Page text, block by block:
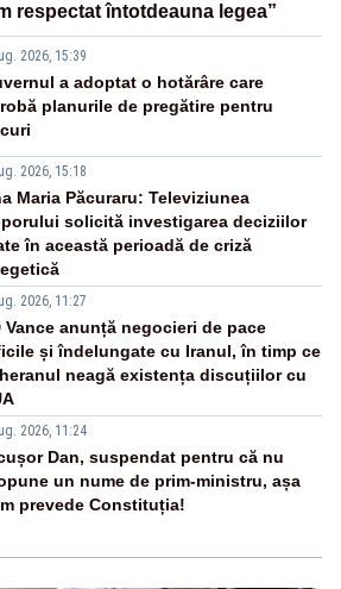
respectat întotdeauna legea”
2026, 15:39
a adoptat o hotărâre care
planurile de pregătire pentru
2026, 15:18
Maria Păcuraru: Televiziunea
solicită investigarea deciziilor
în această perioadă de criză
2026, 11:27
Vance anunță negocieri de pace
și îndelungate cu Iranul, în timp ce
neagă existența discuțiilor cu
2026, 11:24
Dan, suspendat pentru că nu
un nume de prim-ministru, așa
prevede Constituția!